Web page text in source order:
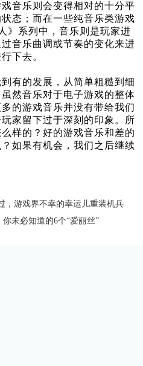
音乐则会变得相对的十分平
态；而在一些纯音乐类游戏
》系列中，音乐则是玩家进
音乐曲调或节奏的变化来进
下去。
有的发展，从简单粗糙到细
然音乐对于电子游戏的整体
的游戏音乐并没有带给我们
家留下过于深刻的印象。所
样的？好的游戏音乐和差的
如果有机会，我们之后继续
，游戏界不幸的幸运儿重装机兵
未必知道的6个“爱丽丝”